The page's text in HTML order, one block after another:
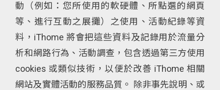
動（例如：您所使用的軟硬體、所點選的網頁
等、進行互動之展攤）之使用、活動紀錄等資
料，iThome 將會把這些資料及記錄用於流量分
析和網路行為、活動調查，包含透過第三方使用
cookies 或類似技術，以便於改善 iThome 相關
網站及實體活動的服務品質。 除非事先說明、或